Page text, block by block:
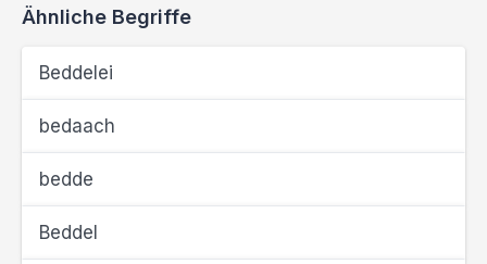
Ähnliche Begriffe
Beddelei
bedaach
bedde
Beddel